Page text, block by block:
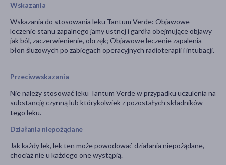
Wskazania
Wskazania do stosowania leku Tantum Verde: Objawowe
leczenie stanu zapalnego jamy ustnej i gardła obejmujące objawy
jak ból, zaczerwienienie, obrzęk; Objawowe leczenie zapalenia
błon śluzowych po zabiegach operacyjnych radioterapii i intubacji.
Przeciwwskazania
Nie należy stosować leku Tantum Verde w przypadku uczulenia na
substancję czynną lub którykolwiek z pozostałych składników
tego leku.
Działania niepożądane
Jak każdy lek, lek ten może powodować działania niepożądane,
chociaż nie u każdego one wystąpią.